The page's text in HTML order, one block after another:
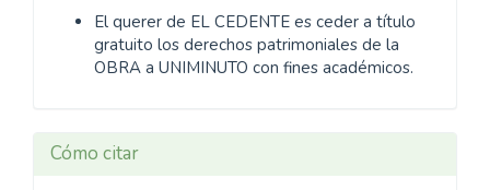
El querer de EL CEDENTE es ceder a título
gratuito los derechos patrimoniales de la
OBRA a UNIMINUTO con fines académicos.
Cómo citar